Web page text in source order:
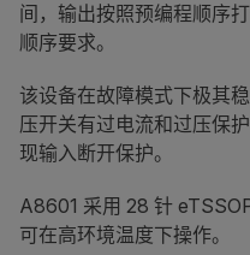
间，输出按照预编程顺序
顺序要求。
该设备在故障模式下极其
压开关有过电流和过压保
现输入断开保护。
A8601 采用 28 针
可在高环境温度下操作。